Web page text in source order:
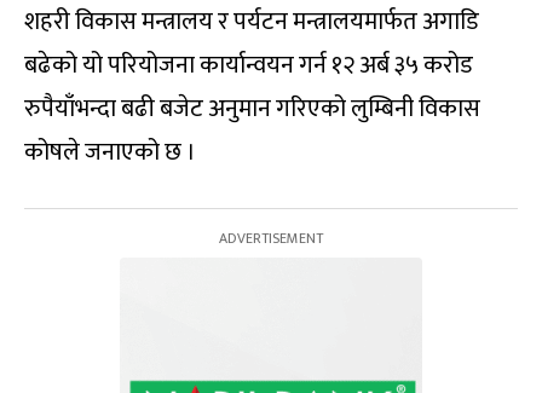
शहरी विकास मन्त्रालय र पर्यटन मन्त्रालयमार्फत अगाडि
बढेको यो परियोजना कार्यान्वयन गर्न १२ अर्ब ३५ करोड
रुपैयाँभन्दा बढी बजेट अनुमान गरिएको लुम्बिनी विकास
कोषले जनाएको छ ।